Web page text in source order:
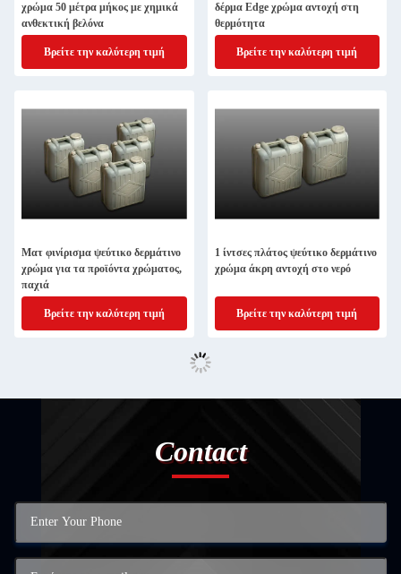
χρώμα 50 μέτρα μήκος με χημικά
ανθεκτική βελόνα
Βρείτε την καλύτερη τιμή
δέρμα Edge χρώμα αντοχή στη
θερμότητα
Βρείτε την καλύτερη τιμή
Ματ φινίρισμα ψεύτικο δερμάτινο
χρώμα για τα προϊόντα χρώματος,
παχιά
Βρείτε την καλύτερη τιμή
1 ίντσες πλάτος ψεύτικο δερμάτινο
χρώμα άκρη αντοχή στο νερό
Βρείτε την καλύτερη τιμή
Contact